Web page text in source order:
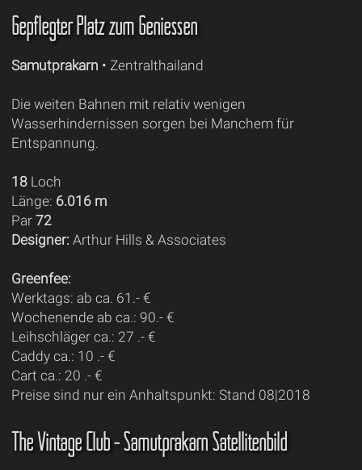
Gepflegter Platz zum Geniessen
Samutprakarn • Zentralthailand
Die weiten Bahnen mit relativ wenigen
Wasserhindernissen sorgen bei Manchem für
Entspannung.
18Loch
Länge: 6.016 m
Par 72
Designer: Arthur Hills & Associates
Greenfee:
Werktags: ab ca. 61.- €
Wochenende ab ca.: 90.- €
Leihschläger ca.: 27 .- €
Caddy ca.: 10 .- €
Cart ca.: 20 .- €
Preise sind nur ein Anhaltspunkt: Stand 08|2018
The Vintage Club - Samutprakarn Satellitenbild